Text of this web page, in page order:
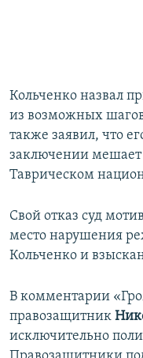
Кольченко назвал
из возможных
также заявил, что
заключении мешает
Таврическом
Свой отказ суд
место нарушения
Кольченко и
В комментарии
правозащитник
исключительно